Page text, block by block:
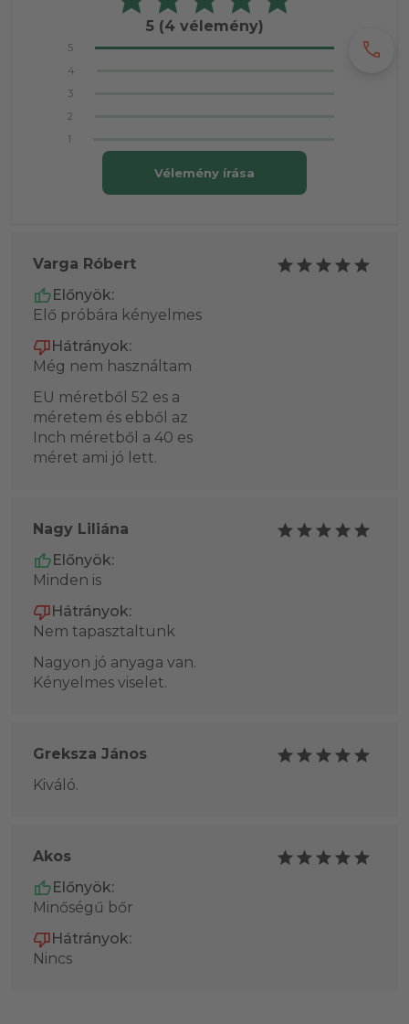
5 (4 vélemény)
5
4
3
2
1
Vélemény írása
Varga Róbert
Előnyök:
Elő próbára kényelmes
Hátrányok:
Még nem használtam
EU méretből 52 es a
méretem és ebből az
Inch méretből a 40 es
méret ami jó lett.
Nagy Liliána
Előnyök:
Minden is
Hátrányok:
Nem tapasztaltunk
Nagyon jó anyaga van.
Kényelmes viselet.
Greksza János
Kiváló.
Akos
Előnyök:
Minőségű bőr
Hátrányok:
Nincs
call